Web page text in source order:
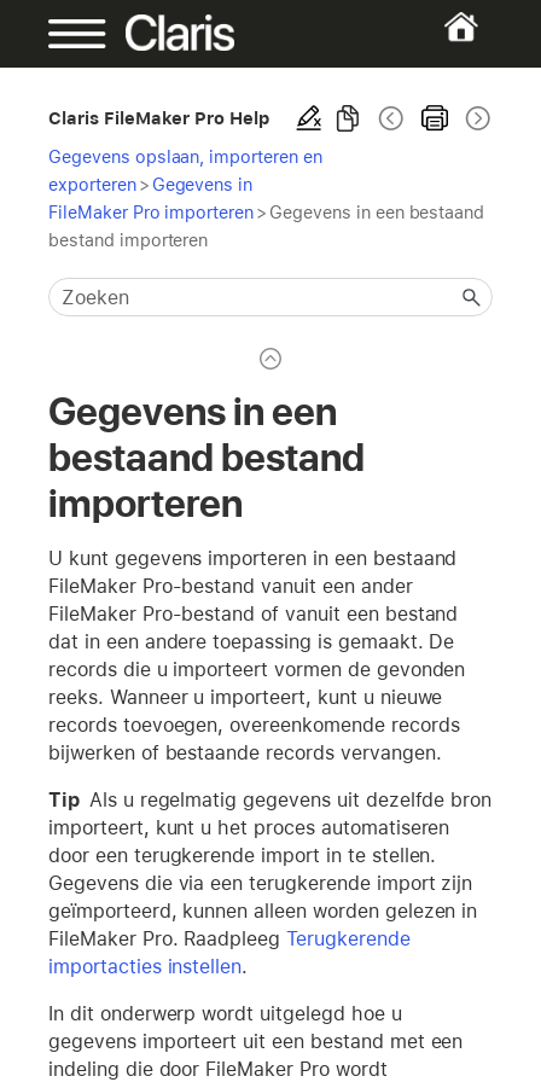
Claris FileMaker Pro Help
Gegevens opslaan, importeren en
exporteren> Gegevens in
FileMaker Pro importeren> Gegevens in een bestaand
bestand importeren
Gegevens in een
bestaand bestand
importeren
U kunt gegevens importeren in een bestaand
FileMaker Pro-bestand vanuit een ander
FileMaker Pro-bestand of vanuit een bestand
dat in een andere toepassing is gemaakt. De
records die u importeert vormen de gevonden
reeks. Wanneer u importeert, kunt u nieuwe
records toevoegen, overeenkomende records
bijwerken of bestaande records vervangen.
Tip Als u regelmatig gegevens uit dezelfde bron
importeert, kunt u het proces automatiseren
door een terugkerende import in te stellen.
Gegevens die via een terugkerende import zijn
geïmporteerd, kunnen alleen worden gelezen in
FileMaker Pro. RaadpleegTerugkerende
importacties instellen.
In dit onderwerp wordt uitgelegd hoe u
gegevens importeert uit een bestand met een
indeling die door FileMaker Pro wordt